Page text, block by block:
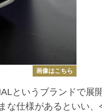
画像はこちら
というブランドで展
な仕様があるといい、